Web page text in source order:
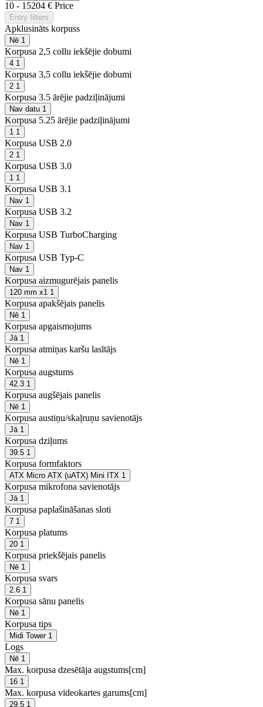
10 - 15204 € Price
Entry filters
Apklusināts korpuss
Nē 1
Korpusa 2,5 collu iekšējie dobumi
4 1
Korpusa 3,5 collu iekšējie dobumi
2 1
Korpusa 3.5 ārējie padziļinājumi
Nav datu 1
Korpusa 5.25 ārējie padziļinājumi
1 1
Korpusa USB 2.0
2 1
Korpusa USB 3.0
1 1
Korpusa USB 3.1
Nav 1
Korpusa USB 3.2
Nav 1
Korpusa USB TurboCharging
Nav 1
Korpusa USB Typ-C
Nav 1
Korpusa aizmugurējais panelis
120 mm x1 1
Korpusa apakšējais panelis
Nē 1
Korpusa apgaismojums
Jā 1
Korpusa atmiņas karšu lasītājs
Nē 1
Korpusa augstums
42.3 1
Korpusa augšējais panelis
Nē 1
Korpusa austiņu/skaļruņu savienotājs
Jā 1
Korpusa dziļums
39.5 1
Korpusa formfaktors
ATX Micro ATX (uATX) Mini ITX 1
Korpusa mikrofona savienotājs
Jā 1
Korpusa paplašināšanas sloti
7 1
Korpusa platums
20 1
Korpusa priekšējais panelis
Nē 1
Korpusa svars
2.6 1
Korpusa sānu panelis
Nē 1
Korpusa tips
Midi Tower 1
Logs
Nē 1
Max. korpusa dzesētāja augstums[cm]
16 1
Max. korpusa videokartes garums[cm]
29.5 1